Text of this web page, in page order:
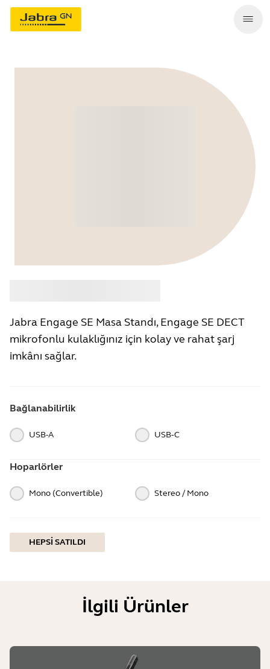
Jabra Engage SE Masa Standı, Engage SE DECT
mikrofonlu kulaklığınız için kolay ve rahat şarj
imkânı sağlar.
Bağlanabilirlik
USB-A USB‑C
Hoparlörler
Mono (Convertible) Stereo / Mono
HEPSI SATILDI
İlgili Ürünler